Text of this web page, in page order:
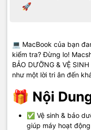
🚀
💻 MacBook của bạn
kiểm tra? Đừng lo!
BẢO DƯỠNG & VỆ
như một lời tri ân đến
🎁 Nội
✅ Vệ sinh & bảo
giúp máy hoạt